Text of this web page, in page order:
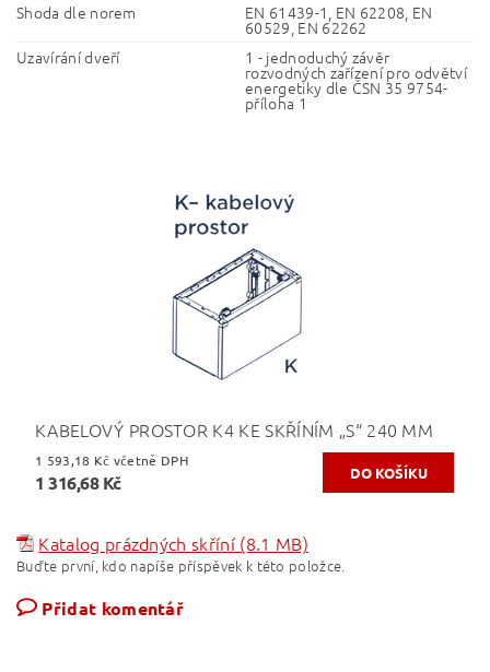
Shoda dle norem
EN 61439-1, EN 62208, EN
60529, EN 62262
Uzavírání dveří
1 - jednoduchý závěr
rozvodných zařízení pro odvětví
energetiky dle ČSN 35 9754-
příloha 1
KABELOVÝ PROSTOR K4 KE SKŘÍNÍM „S“ 240 MM
1 593,18 Kč včetně DPH
1 316,68 Kč
Katalog prázdných skříní (8.1 MB)
Buďte první, kdo napíše příspěvek k této položce.
Přidat komentář